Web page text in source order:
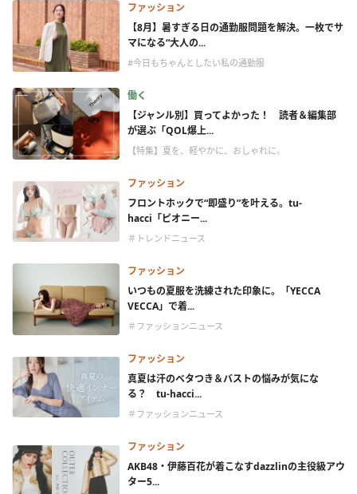
ファッション
【8月】暑すぎる日の通勤服問題を解決。一枚でサ
マになる“大人の...
#今日もちゃんとしたい私の通勤服
働く
【ジャンル別】買ってよかった！ 読者＆編集部
が選ぶ「QOL爆上...
【特集】夏を、軽やかに、おしゃれに。
ファッション
フロントホックで“即盛り”を叶える。tu-
hacci「ピオニー...
＃トレンドニュース
ファッション
いつもの夏服を洗練された印象に。「YECCA
VECCA」で着...
＃ファッションニュース
ファッション
真夏は汗のベタつき＆バストの悩みが気にな
る？ tu-hacci...
＃ファッションニュース
ファッション
AKB48・伊藤百花が着こなすdazzlinの主役級アウ
ター5...